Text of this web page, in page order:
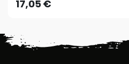
17,05 €